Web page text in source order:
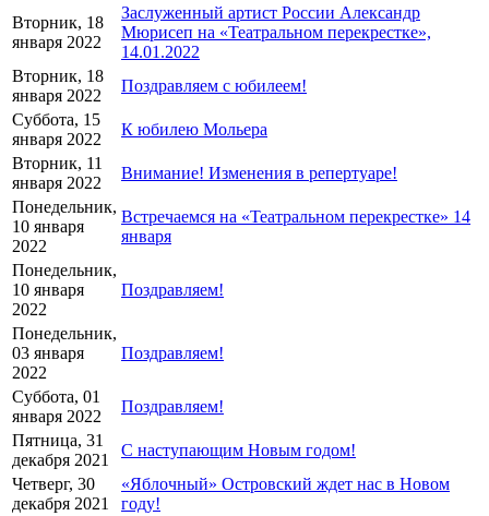
Вторник, 18
января 2022
Заслуженный артист России Александр
Мюрисеп на «Театральном перекрестке»,
14.01.2022
Вторник, 18
января 2022
Поздравляем с юбилеем!
Суббота, 15
января 2022
К юбилею Мольера
Вторник, 11
января 2022
Внимание! Изменения в репертуаре!
Понедельник,
10 января
2022
Встречаемся на «Театральном перекрестке» 14
января
Понедельник,
10 января
2022
Поздравляем!
Понедельник,
03 января
2022
Поздравляем!
Суббота, 01
января 2022
Поздравляем!
Пятница, 31
декабря 2021
С наступающим Новым годом!
Четверг, 30
декабря 2021
«Яблочный» Островский ждет нас в Новом
году!